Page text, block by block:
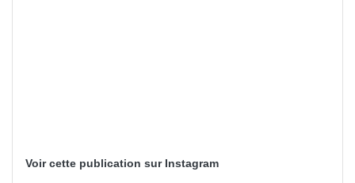
Voir cette publication sur Instagram